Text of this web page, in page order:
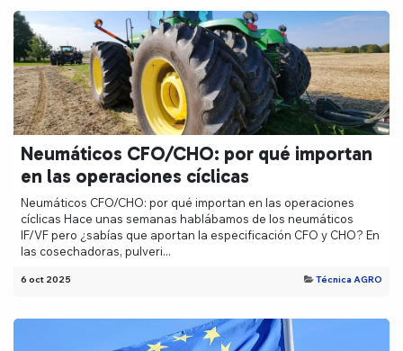
Neumáticos CFO/CHO: por qué importan
en las operaciones cíclicas
Neumáticos CFO/CHO: por qué importan en las operaciones
cíclicas Hace unas semanas hablábamos de los neumáticos
IF/VF pero ¿sabías que aportan la especificación CFO y CHO? En
las cosechadoras, pulveri...
6 oct 2025 Técnica AGRO